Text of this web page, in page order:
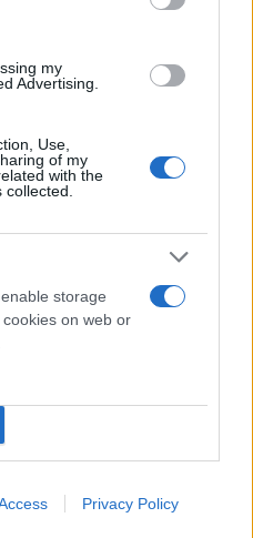
my
Advertising.
Use,
of my
with the
storage
on web or
Privacy Policy